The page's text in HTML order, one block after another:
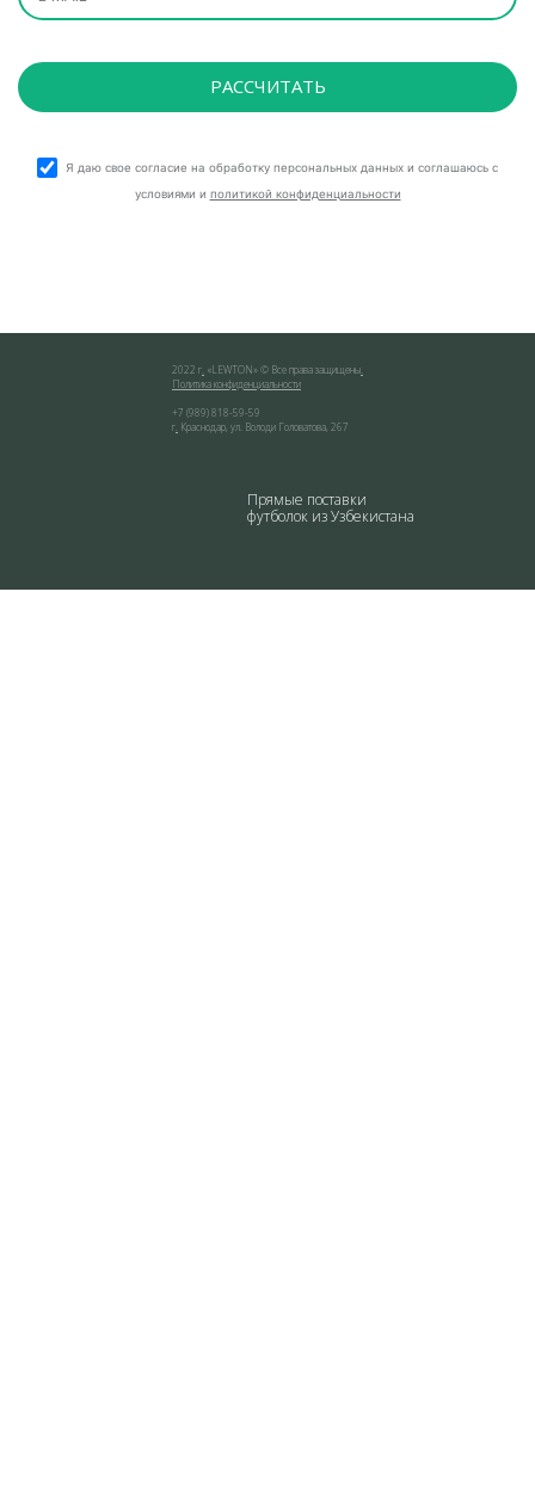
Я даю свое согласие на обработку персональных данных и соглашаюсь с
условиями и политикой конфиденциальности
2022 г «LEWTON» © Все права защищены
Политика конфиденциальности
+7 (989) 818-59-59
г Краснодар ул. Володи Головатова, 267
Прямые поставки
футболок из Узбекистана